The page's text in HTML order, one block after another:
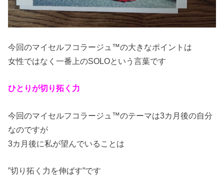
今回のマイセルフコラージュ™の大きなポイントは
女性ではなく一番上のSOLOという言葉です
ひとりが切り拓く力
今回のマイセルフコラージュ™のテーマは3カ月後の自分
なのですが
3カ月後に私が望んでいることは
”切り拓く力を伸ばす”です